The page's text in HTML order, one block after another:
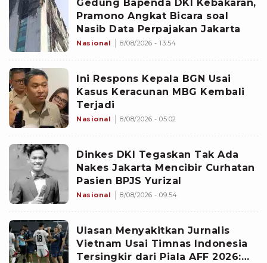
Gedung Bapenda DKI Kebakaran,
Pramono Angkat Bicara soal
Nasib Data Perpajakan Jakarta
Nasional 8/08/2026 - 13:54
Ini Respons Kepala BGN Usai
Kasus Keracunan MBG Kembali
Terjadi
Nasional 8/08/2026 - 05:02
Dinkes DKI Tegaskan Tak Ada
Nakes Jakarta Mencibir Curhatan
Pasien BPJS Yurizal
Nasional 8/08/2026 - 09:54
Ulasan Menyakitkan Jurnalis
Vietnam Usai Timnas Indonesia
Tersingkir dari Piala AFF 2026: